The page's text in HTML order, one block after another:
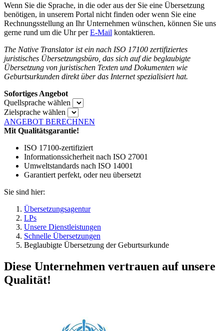
Wenn Sie die Sprache, in die oder aus der Sie eine Übersetzung
benötigen, in unserem Portal nicht finden oder wenn Sie eine
Rechnungsstellung an Ihr Unternehmen wünschen, können Sie uns
gerne rund um die Uhr perE-Mail kontaktieren.
The Native Translator ist ein nach ISO 17100 zertifiziertes
juristisches Übersetzungsbüro, das sich auf die beglaubigte
Übersetzung von juristischen Texten und Dokumenten wie
Geburtsurkunden direkt über das Internet spezialisiert hat.
Sofortiges Angebot
Quellsprache wählen
Zielsprache wählen
ANGEBOT BERECHNEN
Mit Qualitätsgarantie!
ISO 17100-zertifiziert
Informationssicherheit nach ISO 27001
Umweltstandards nach ISO 14001
Garantiert perfekt, oder neu übersetzt
Sie sind hier:
Übersetzungsagentur
LPs
Unsere Dienstleistungen
Schnelle Übersetzungen
Beglaubigte Übersetzung der Geburtsurkunde
Diese Unternehmen vertrauen auf unsere
Qualität!